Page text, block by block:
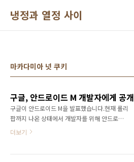
냉정과 열정 사이
마카다미아 넛 쿠키
구글, 안드로이드 M 개발자에게 공개
구글이 안드로이드 M을 발표했습니다.현재 롤리
팝까지 나온 상태에서 개발자를 위해 안드로이
드 M을 발표했습니다.안드로이드 M에서는 6개
더보기